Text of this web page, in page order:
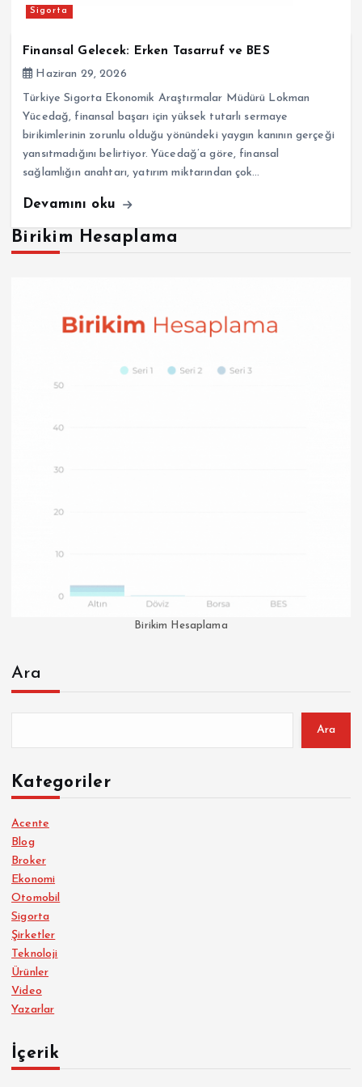
Sigorta
Finansal Gelecek: Erken Tasarruf ve BES
Haziran 29, 2026
Türkiye Sigorta Ekonomik Araştırmalar Müdürü Lokman
Yücedağ, finansal başarı için yüksek tutarlı sermaye
birikimlerinin zorunlu olduğu yönündeki yaygın kanının gerçeği
yansıtmadığını belirtiyor. Yücedağ’a göre, finansal
sağlamlığın anahtarı, yatırım miktarından çok…
Devamını oku
Birikim Hesaplama
Birikim Hesaplama
Ara
Ara
Kategoriler
Acente
Blog
Broker
Ekonomi
Otomobil
Sigorta
Şirketler
Teknoloji
Ürünler
Video
Yazarlar
İçerik